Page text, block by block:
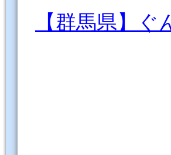
【群馬県】